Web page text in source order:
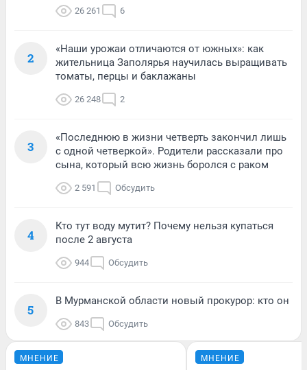
26 261 6
2
«Наши урожаи отличаются от южных»: как
жительница Заполярья научилась выращивать
томаты, перцы и баклажаны
26 248 2
3
«Последнюю в жизни четверть закончил лишь
с одной четверкой». Родители рассказали про
сына, который всю жизнь боролся с раком
2 591 Обсудить
4
Кто тут воду мутит? Почему нельзя купаться
после 2 августа
944 Обсудить
5
В Мурманской области новый прокурор: кто он
843 Обсудить
МНЕНИЕ МНЕНИЕ